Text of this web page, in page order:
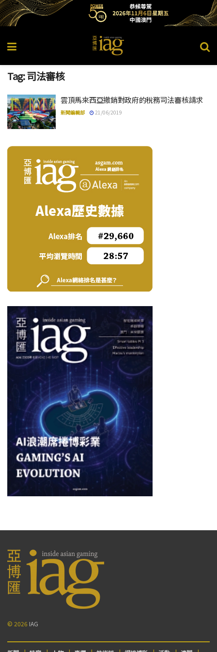
Tag:司法審核
雲頂馬來西亞撤銷對政府的稅務司法審核請求
新聞編輯部 21/06/2019
© 2026 IAG